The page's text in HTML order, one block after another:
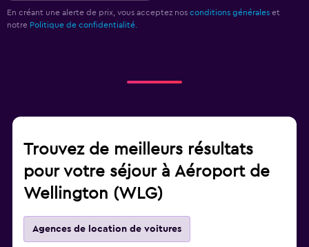
En créant une alerte de prix, vous acceptez nos conditions générales et
notre Politique de confidentialité.
Trouvez de meilleurs résultats
pour votre séjour à Aéroport de
Wellington (WLG)
Agences de location de voitures